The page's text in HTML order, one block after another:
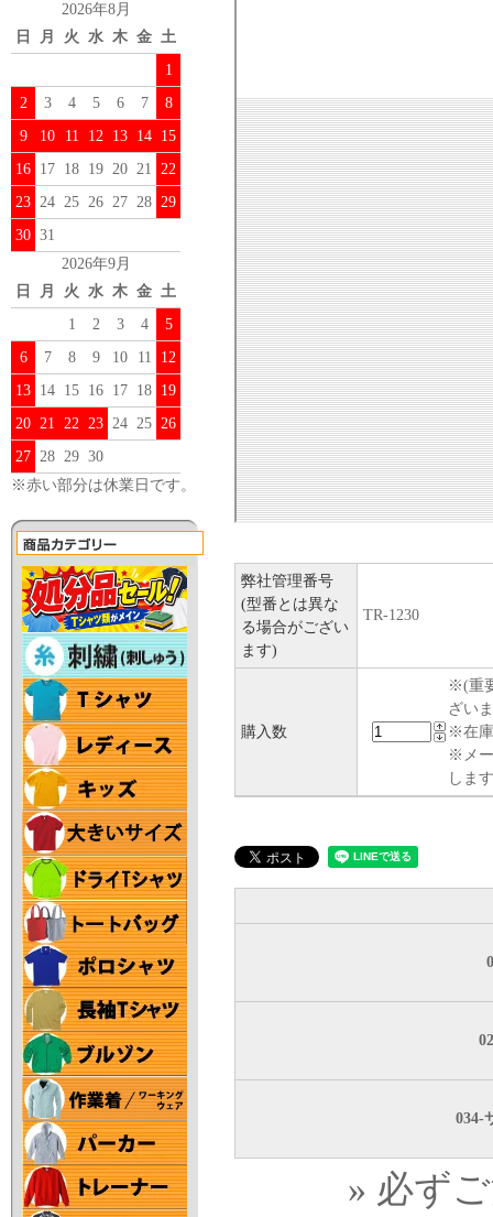
2026年8月
日
月 火 水 木 金 土
1
2
3 4 5 6 7
8
9
10 11 12 13 14 15
16 17 18 19 20 21 22
23 24 25 26 27 28 29
30 31
2026年9月
日
月 火 水 木 金 土
1
2 3 4
5
6
7 8 9 10 11
12
13 14 15 16 17 18 19
20 21 22 23 24 25 26
27 28 29 30
※赤い部分は休業日です。
弊社管理番号
(型番とは異な
る場合がござい
ます)
TR-1230
購入数
※(重
ざい
※在庫
※メー
しま
034-
» 必ず